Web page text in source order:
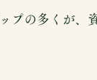
プの多くが、